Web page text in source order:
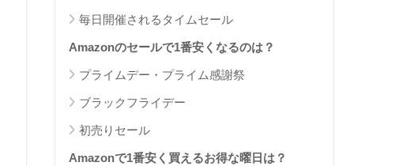
毎日開催されるタイムセール
Amazonのセールで1番安くなるのは？
プライムデー・プライム感謝祭
ブラックフライデー
初売りセール
Amazonで1番安く買えるお得な曜日は？